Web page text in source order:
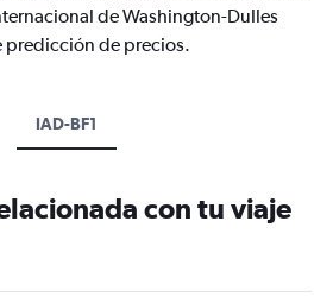
de Washington-Dulles
predicción de precios.
IAD-BF1
con tu viaje